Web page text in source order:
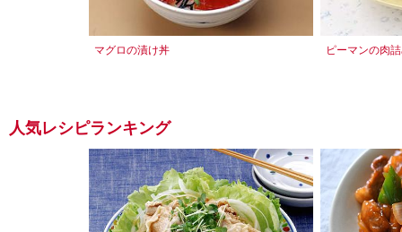
マグロの漬け丼 ピーマンの肉
人気レシピランキング